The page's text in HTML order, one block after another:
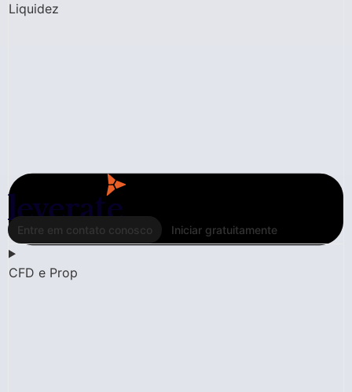
Liquidez
Entre em contato conosco Iniciar gratuitamente
CFD e Prop